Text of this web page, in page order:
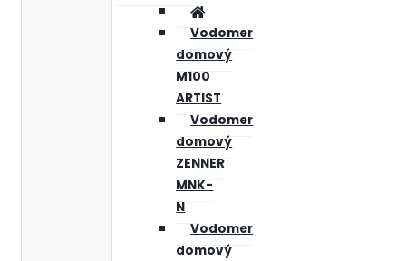
Vodomer
domový
M100
ARTIST
Vodomer
domový
ZENNER
MNK-
N
Vodomer
domový